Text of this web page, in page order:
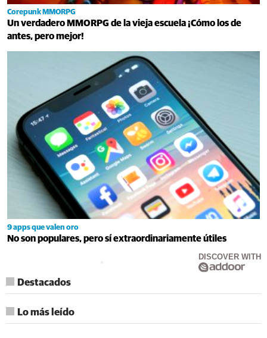
Corepunk MMORPG
Un verdadero MMORPG de la vieja escuela ¡Cómo los de
antes, pero mejor!
9 apps que valen oro
No son populares, pero sí extraordinariamente útiles
DISCOVER WITH
Destacados
Lo más leído